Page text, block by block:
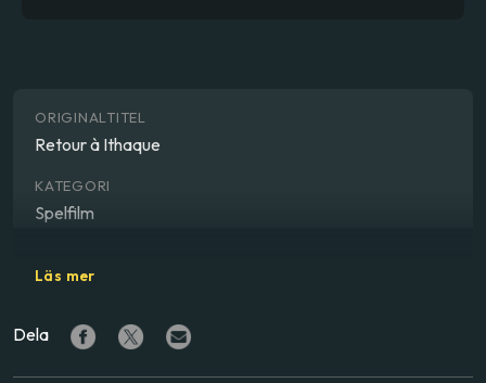
ORIGINALTITEL
Retour à Ithaque
KATEGORI
Spelfilm
Drama, samhälle
REGISSÖR
Läs mer
Dela